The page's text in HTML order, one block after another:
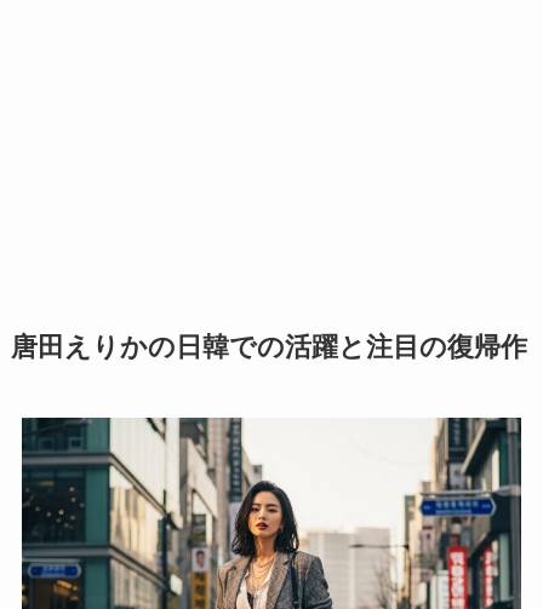
唐田えりかの日韓での活躍と注目の復帰作